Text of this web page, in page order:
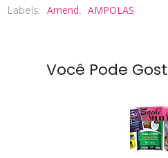
Labels: Amend, AMPOLAS
Você Pode